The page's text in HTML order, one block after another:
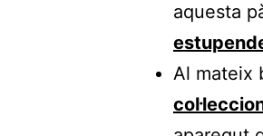
aquesta
Al mateix